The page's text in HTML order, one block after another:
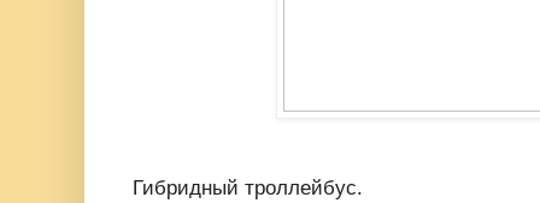
Гибридный троллейбус.